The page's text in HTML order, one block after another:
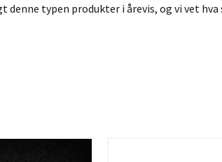
typen produkter i årevis, og vi vet